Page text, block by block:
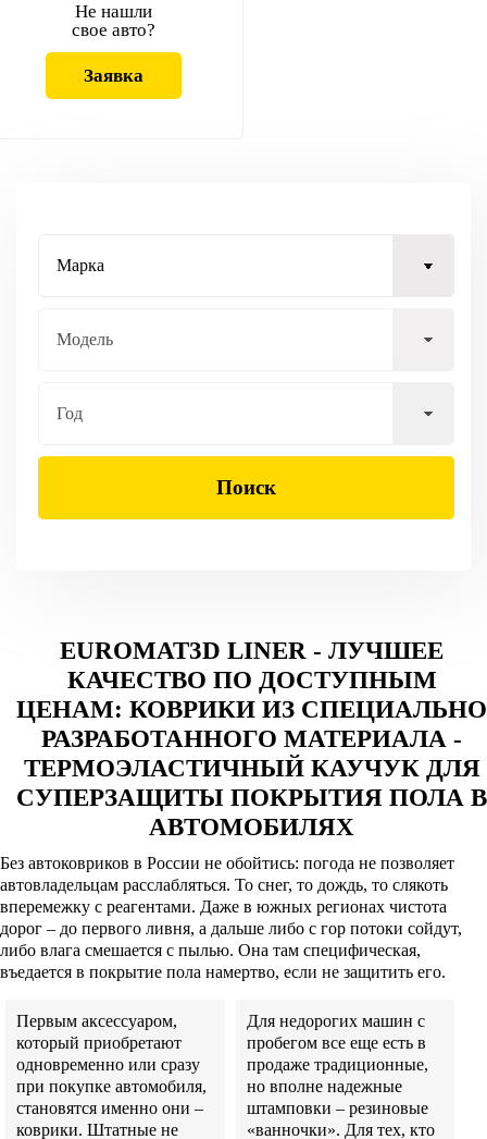
Не нашли
свое авто?
Заявка
Поиск
EUROMAT3D LINER - ЛУЧШЕЕ
КАЧЕСТВО ПО ДОСТУПНЫМ
ЦЕНАМ: КОВРИКИ ИЗ СПЕЦИАЛЬНО
РАЗРАБОТАННОГО МАТЕРИАЛА -
ТЕРМОЭЛАСТИЧНЫЙ КАУЧУК ДЛЯ
СУПЕРЗАЩИТЫ ПОКРЫТИЯ ПОЛА В
АВТОМОБИЛЯХ
Без автоковриков в России не обойтись: погода не позволяет
автовладельцам расслабляться. То снег, то дождь, то слякоть
вперемежку с реагентами. Даже в южных регионах чистота
дорог – до первого ливня, а дальше либо с гор потоки сойдут,
либо влага смешается с пылью. Она там специфическая,
въедается в покрытие пола намертво, если не защитить его.
Первым аксессуаром,
который приобретают
одновременно или сразу
при покупке автомобиля,
становятся именно они –
коврики. Штатные не
Для недорогих машин с
пробегом все еще есть в
продаже традиционные,
но вполне надежные
штамповки – резиновые
«ванночки». Для тех, кто